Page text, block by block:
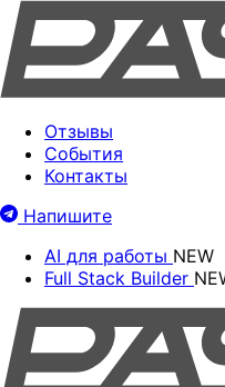
Отзывы
События
Контакты
Напишите
AI для работы NEW
Full Stack Builder